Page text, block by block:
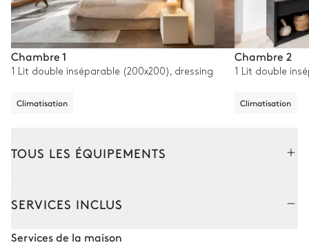
Chambre 1
1 Lit double inséparable (200x200), dressing
Climatisation
Chambre 2
1 Lit double
Climatisation
TOUS LES ÉQUIPEMENTS
SERVICES INCLUS
Services de la maison